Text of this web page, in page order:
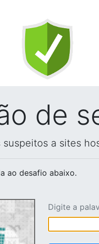
de
a sites
ao desafio abaixo.
Digite a